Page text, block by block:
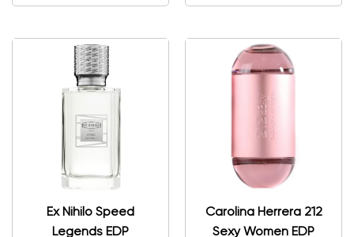
Ex Nihilo Speed
Legends EDP
Carolina Herrera 212
Sexy Women EDP